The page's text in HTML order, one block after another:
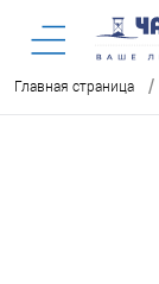
Главная страница /